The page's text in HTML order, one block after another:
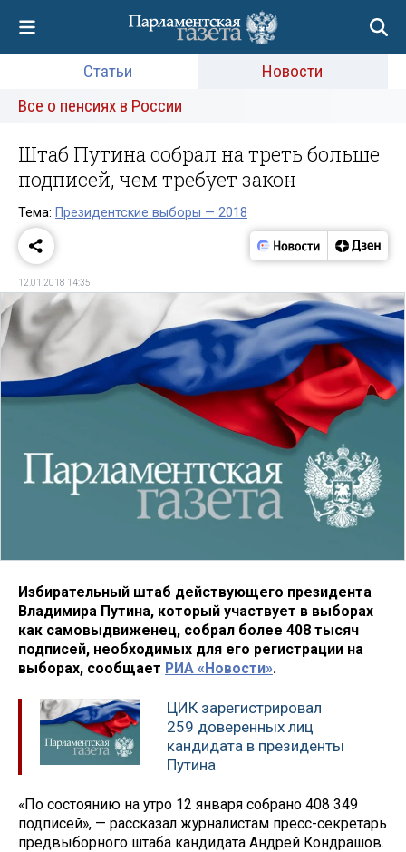
Статьи
Новости
Все о пенсиях в России
Штаб Путина собрал на треть больше
подписей, чем требует закон
Тема: Президентские выборы — 2018
12.01.2018 14:35
Избирательный штаб действующего президента
Владимира Путина, который участвует в выборах
как самовыдвиженец, собрал более 408 тысяч
подписей, необходимых для его регистрации на
выборах, сообщает РИА «Новости».
ЦИК зарегистрировал
259 доверенных лиц
кандидата в президенты
Путина
«По состоянию на утро 12 января собрано 408 349
подписей», — рассказал журналистам пресс-секретарь
предвыборного штаба кандидата Андрей Кондрашов.